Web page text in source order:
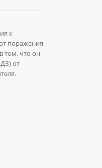
к
поражения
том, что он
от